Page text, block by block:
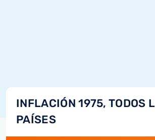
INFLACIÓN 1975, TODOS
PAÍSES